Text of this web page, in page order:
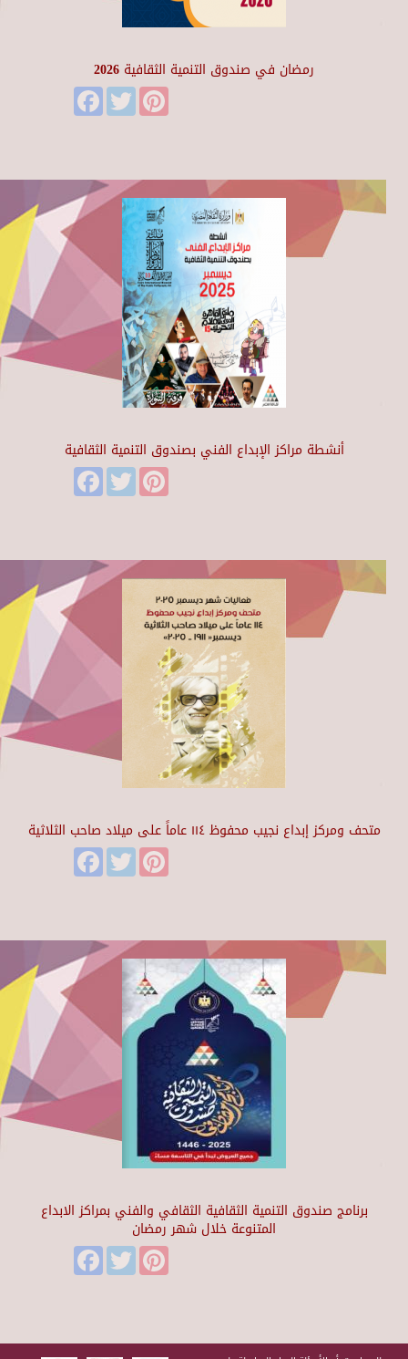
رمضان في صندوق التنمية الثقافية 2026
FacebookTwitter
أنشطة مراكز الإبداع الفني بصندوق التنمية الثقافية
FacebookTwitter
متحف ومركز إبداع نجيب محفوظ ١١٤ عاماً على ميلاد صاحب الثلاثية
FacebookTwitter
برنامج صندوق التنمية الثقافية الثقافي والفني بمراكز الابداع
المتنوعة خلال شهر رمضان
FacebookTwitter